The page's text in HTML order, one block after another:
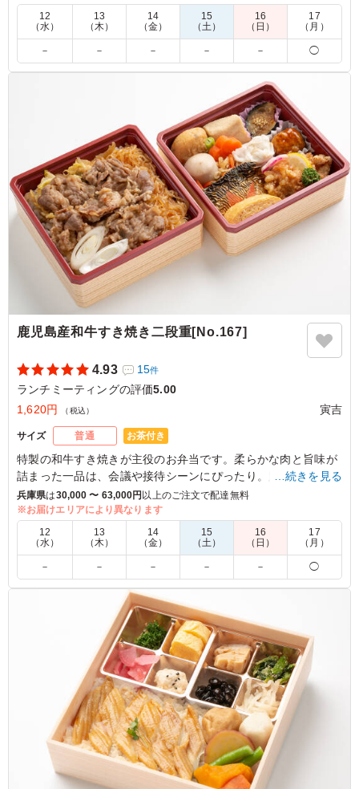
5.0 あゆむコンサル
魚もお肉も入った、なんと贅沢なお弁当なんでしょう、見
た目も納得、味も納得、副菜も豊富、何よりもコスパも最
高です！皆さんに喜んで頂いてるのが食べている様子でわ
かります、また、よろしくお願いいたします
ランチミーティング
大阪府大阪市都島区高倉町
2026/06/14
12
（水）
13
（木）
14
（金）
15
（土）
16
（日）
17
（月）
－ － － － － ◯
鹿児島産和牛すき焼き二段重[No.167]
4.93 15件
ランチミーティングの評価5.00
1,620円
（税込） 寅吉
サイズ 普通 お茶付き
特製の和牛すき焼きが主役のお弁当です。柔らかな肉と旨味が
詰まった一品は、会議や接待シーンにぴったり。鯖の塩焼きや
唐揚げ、手間をかけた煮物も揃い、贅沢な味わいを楽しめま
す。おもてなしにもおすすめです。
※季節により一部内容が変わる場合があります。
毛馬連合会
珍しいピンクの風呂敷が女性にはバカ受けします！ すき
焼きのお肉も柔らかくて、甘くて美味しいちょうど良い味
加減で、お魚も柔らかいし、から揚げも食べやすいように
カットしてくれてますし、女性でも男性でも喜んで頂けま
した！また、次回も注文リクエストがきてます
ご利用シーン：会議・セミナー›ランチミーティング
大阪府大阪市都島区毛馬町2025/08/22
…続きを見る
兵庫県は30,000 〜 63,000円 以上のご注文で配達無料
※お届けエリアにより異なります
12
（水）
13
（木）
14
（金）
15
（土）
16
（日）
17
（月）
－ － － － － ◯